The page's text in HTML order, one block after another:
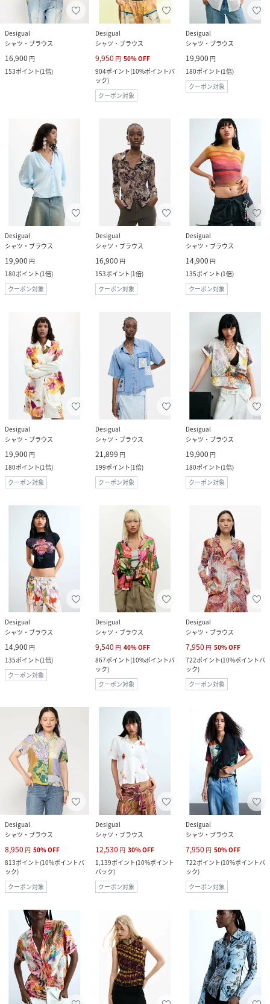
Desigual
シャツ・ブラウス
16,900 円
153ポイント(1倍)
Desigual
シャツ・ブラウス
9,950 円 50%OFF
904ポイント(10%ポイントバ
ック)
クーポン対象
Desigual
シャツ・ブラウス
19,900 円
180ポイント(1倍)
クーポン対象
Desigual
シャツ・ブラウス
19,900 円
180ポイント(1倍)
クーポン対象
Desigual
シャツ・ブラウス
16,900 円
153ポイント(1倍)
クーポン対象
Desigual
シャツ・ブラウス
14,900 円
135ポイント(1倍)
クーポン対象
Desigual
シャツ・ブラウス
19,900 円
180ポイント(1倍)
クーポン対象
Desigual
シャツ・ブラウス
21,899 円
199ポイント(1倍)
クーポン対象
Desigual
シャツ・ブラウス
19,900 円
180ポイント(1倍)
クーポン対象
Desigual
シャツ・ブラウス
14,900 円
135ポイント(1倍)
クーポン対象
Desigual
シャツ・ブラウス
9,540 円 40%OFF
867ポイント(10%ポイントバ
ック)
クーポン対象
Desigual
シャツ・ブラウス
7,950 円 50%OFF
722ポイント(10%ポイントバ
ック)
クーポン対象
Desigual
シャツ・ブラウス
8,950 円 50%OFF
813ポイント(10%ポイントバ
ック)
クーポン対象
Desigual
シャツ・ブラウス
12,530 円 30%OFF
1,139ポイント(10%ポイント
バック)
クーポン対象
Desigual
シャツ・ブラウス
7,950 円 50%OFF
722ポイント(10%ポイントバ
ック)
クーポン対象